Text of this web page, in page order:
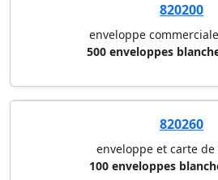
820200
enveloppe
500 enveloppes
820260
enveloppe et carte de
100 enveloppes